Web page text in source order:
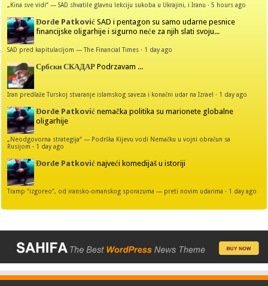
„Kina sve vidi“ — SAD shvatile glavnu lekciju sukoba u Ukrajini, i Iranu ·5 hours ago
Đorđe Patković SAD i pentagon su samo udarne pesnice
financijske oligarhije i sigurno neće za njih slati svoju...
SAD pred kapitulacijom — The Financial Times · 1 day ago
Србски СКАДАР Podrzavam ...
Iran predlaže Turskoj stvaranje islamskog saveza i konačni udar na Izrael · 1 day ago
Đorđe Patković nemačka politika su marionete globalne
oligarhije
„Neodgovorna strategija“ — Podrška Kijevu vodi Nemačku u vojni obračun sa
Rusijom · 1 day ago
Đorđe Patković najveći komedijaš u istoriji
Tramp “izgoreo”, od iransko-omanskog sporazuma — preti novim udarima · 1 day ago